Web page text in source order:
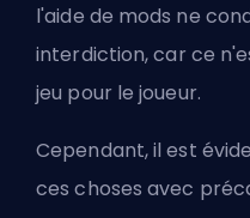
l'aide de mods ne
interdiction, car ce
jeu pour le joueur.
Cependant, il est
ces choses avec